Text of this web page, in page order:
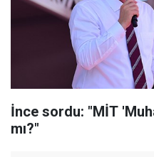
İnce sordu: "MİT
mı?"